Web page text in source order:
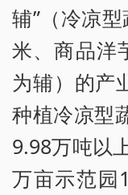
辅”（冷凉
米、商品洋
为辅）的产
种植冷凉型
9.98万吨以
万亩示范园